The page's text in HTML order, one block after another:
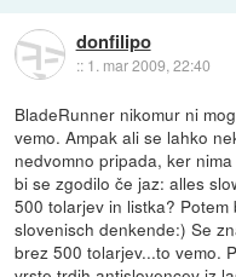
donfilipo
:: 1. mar 2009, 22:40
BladeRunner nikomur ni
vemo. Ampak ali se lahko
nedvomno pripada, ker
bi se zgodilo če jaz: alles
500 tolarjev in listka?
slovenisch denkende:) Se
brez 500 tolarjev...to vemo.